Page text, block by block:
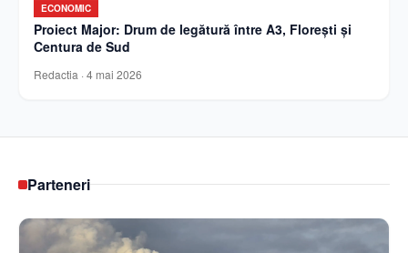
ECONOMIC
Proiect Major: Drum de legătură între A3, Florești și
Centura de Sud
Redactia · 4 mai 2026
Parteneri